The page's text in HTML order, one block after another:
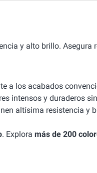
y alto brillo.
a los acabados
intensos y duraderos
altísima resistencia y
. Explora más de 200